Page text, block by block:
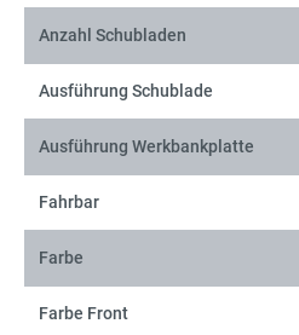
Anzahl Schubladen
Ausführung Schublade
Ausführung Werkbankplatte
Fahrbar
Farbe
Farbe Front